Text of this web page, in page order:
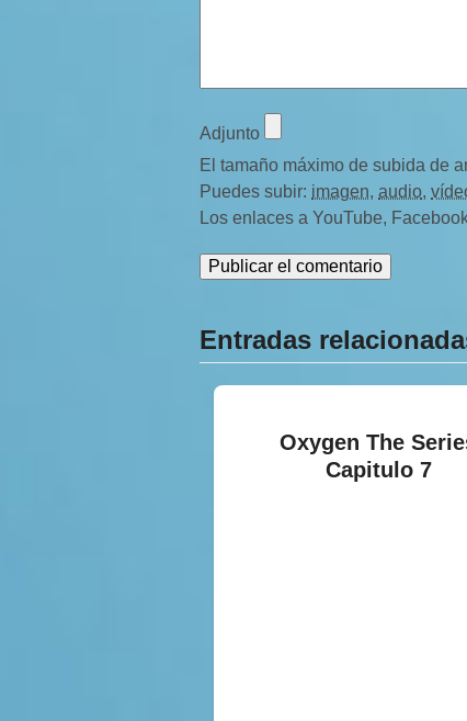
Adjunto
El tamaño máximo de subida de
Puedes subir: imagen, audio,
Los enlaces a YouTube,
Entradas
Oxygen The
Capitulo 7